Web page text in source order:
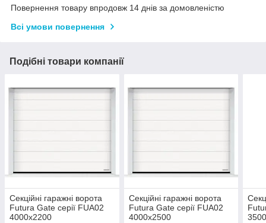
Повернення товару впродовж 14 днів за домовленістю
Всі умови повернення
Подібні товари компанії
Секційні гаражні ворота
Futura Gate серії FUA02
4000х2200
Секційні гаражні ворота
Futura Gate серії FUA02
4000х2500